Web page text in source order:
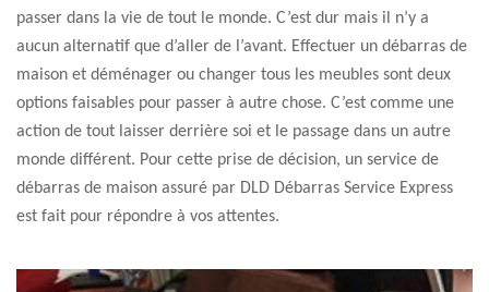
passer dans la vie de tout le monde. C’est dur mais il n’y a
aucun alternatif que d’aller de l’avant. Effectuer un débarras de
maison et déménager ou changer tous les meubles sont deux
options faisables pour passer à autre chose. C’est comme une
action de tout laisser derrière soi et le passage dans un autre
monde différent. Pour cette prise de décision, un service de
débarras de maison assuré par DLD Débarras Service Express
est fait pour répondre à vos attentes.